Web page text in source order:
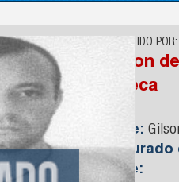
CONHECIDO POR:
Gilson
Careca
Nome:
Capturado
Idade: